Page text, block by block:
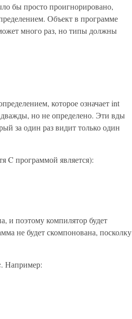
бы просто проигнорировано,
Объект в программе
много раз, но типы должны
которое означает int
но не определено. Эти вды
за один раз видит только один
C программой является):
и поэтому компилятор будет
не будет скомпонована, посколку
Например: